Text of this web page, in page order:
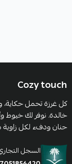
Cozy touch
كل غرزة تحمل
خالدة. نوفر لك خيوط
حنان ودفء لكل
السجل